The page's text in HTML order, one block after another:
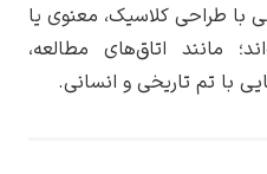
با طراحی کلاسیک، معنوی یا
مانند اتاق‌های مطالعه،
با تم تاریخی و انسانی.